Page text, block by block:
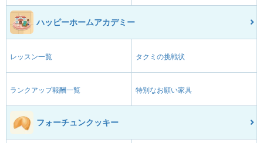
ハッピーホームアカデミー
レッスン一覧 タクミの挑戦状
ランクアップ報酬一覧 特別なお願い家具
フォーチュンクッキー